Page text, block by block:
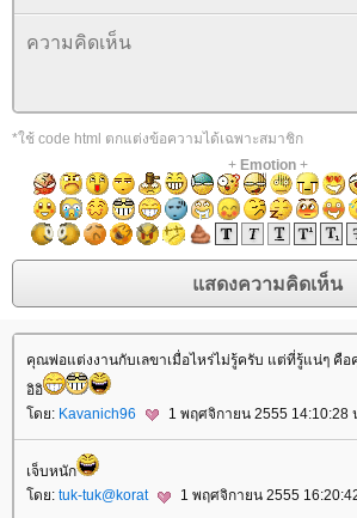
*ใช้ code html ตกแต่งข้อความได้เฉพาะสมาชิก
+ Emotion+
คุณพ่อแต่งงานกับเลขาเมื่อไหร่ไม่รู้ครับ แต่ที่รู้แน่ๆ คื
อิอิ
ดย: Kavanich96 1 พฤศจิกายน 2555 14:10:28
เจ็บหนัก
ดย: tuk-tuk@korat 1 พฤศจิกายน 2555